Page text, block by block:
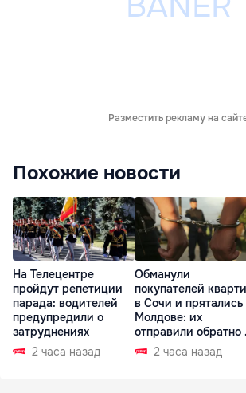
Разместить рекламу на
Похожие новости
На Телецентре
пройдут репетиции
парада: водителей
предупредили о
затруднениях
2 часа назад
Обманули
покупателей
в Сочи и прятались
Молдове: их
отправили обратно
РФ 2 часа назад